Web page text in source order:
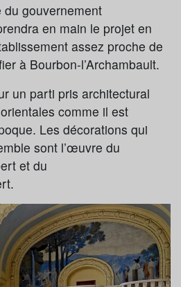
du gouvernement
en main le projet en
assez proche de
à Bourbon-l’Archambault.
un parti pris architectural
comme il est
Les décorations qui
sont l’œuvre du
et du